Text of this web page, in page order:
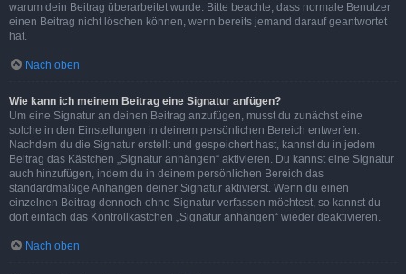
warum dein Beitrag überarbeitet wurde. Bitte beachte, dass normale Benutzer
einen Beitrag nicht löschen können, wenn bereits jemand darauf geantwortet
hat.
Nach oben
Wie kann ich meinem Beitrag eine Signatur anfügen?
Um eine Signatur an deinen Beitrag anzufügen, musst du zunächst eine
solche in den Einstellungen in deinem persönlichen Bereich entwerfen.
Nachdem du die Signatur erstellt und gespeichert hast, kannst du in jedem
Beitrag das Kästchen „Signatur anhängen“ aktivieren. Du kannst eine Signatur
auch hinzufügen, indem du in deinem persönlichen Bereich das
standardmäßige Anhängen deiner Signatur aktivierst. Wenn du einen
einzelnen Beitrag dennoch ohne Signatur verfassen möchtest, so kannst du
dort einfach das Kontrollkästchen „Signatur anhängen“ wieder deaktivieren.
Nach oben